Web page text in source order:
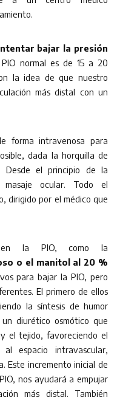
bajar la presión
normal es de 15 a 20
la idea de que nuestro
más distal con un
forma intravenosa para
dada la horquilla de
Desde el principio de la
ocular. Todo el
dirigido por el médico que
la PIO, como la
o el manitol al 20 %
para bajar la PIO, pero
El primero de ellos
la síntesis de humor
diurético osmótico que
el tejido, favoreciendo el
espacio intravascular,
Este incremento inicial de
nos ayudará a empujar
más distal. También